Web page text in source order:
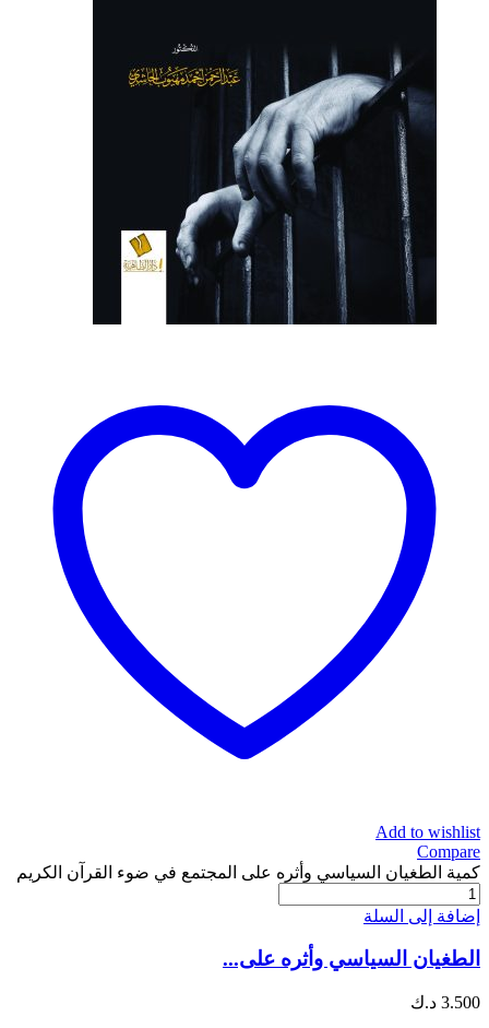
Add to wishlist
Compare
كمية الطغيان السياسي وأثره على المجتمع في ضوء القرآن الكريم
إضافة إلى السلة
الطغيان السياسي وأثره على...
3.500 د.ك